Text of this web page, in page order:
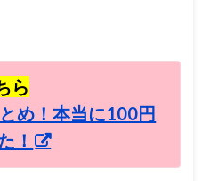
ら
め！本当に100円
！